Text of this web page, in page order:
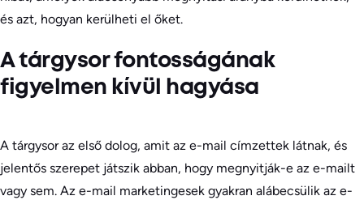
és azt, hogyan kerülheti el őket.
A tárgysor fontosságának
figyelmen kívül hagyása
A tárgysor az első dolog, amit az e-mail címzettek látnak, és
jelentős szerepet játszik abban, hogy megnyitják-e az e-mailt
vagy sem. Az e-mail marketingesek gyakran alábecsülik az e-